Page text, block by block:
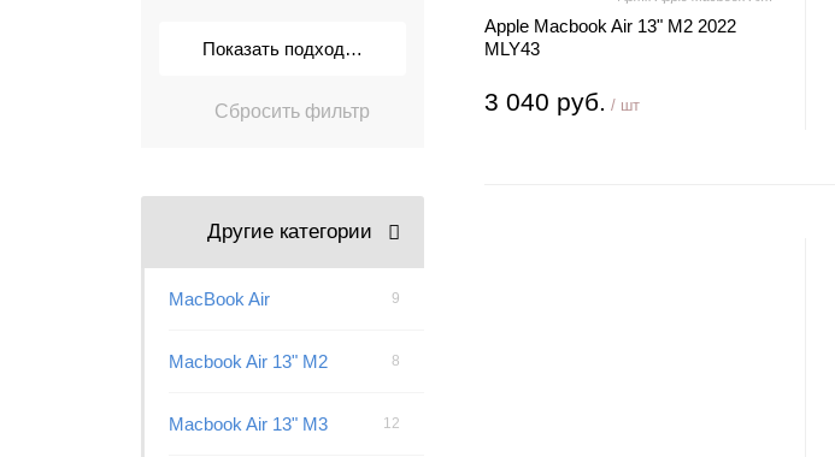
Другие категории
MacBook Air 9
Macbook Air 13" M2 8
Macbook Air 13" M3 12
Apple Macbook Air 13" M2 2022
MLY43
3 040 руб. / шт